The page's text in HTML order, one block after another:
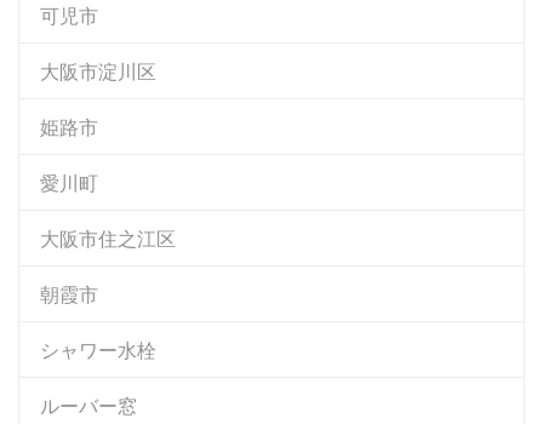
可児市
大阪市淀川区
姫路市
愛川町
大阪市住之江区
朝霞市
シャワー水栓
ルーバー窓